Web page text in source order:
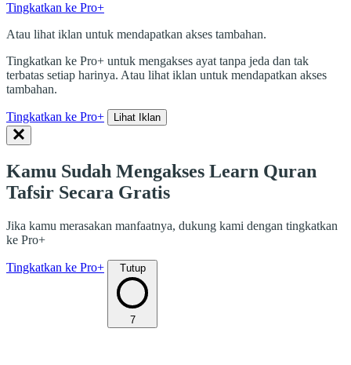
Tingkatkan ke Pro+
Atau lihat iklan untuk mendapatkan akses tambahan.
Tingkatkan ke Pro+ untuk mengakses ayat tanpa jeda dan tak
terbatas setiap harinya. Atau lihat iklan untuk mendapatkan akses
tambahan.
Tingkatkan ke Pro+ Lihat Iklan
Kamu Sudah Mengakses Learn Quran
Tafsir Secara Gratis
Jika kamu merasakan manfaatnya, dukung kami dengan tingkatkan
ke Pro+
Tingkatkan ke Pro+ Tutup
7